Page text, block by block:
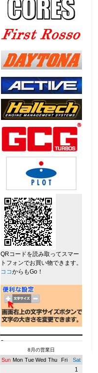
QRコードを読み取ってスマー
トフォンでお買い物できます。
ココからもGo！
8月の営業日
Sun Mon Tue Wed Thu Fri Sat
1